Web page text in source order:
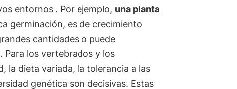
entornos . Por ejemplo, una planta
germinación, es de crecimiento
cantidades o puede
Para los vertebrados y los
la dieta variada, la tolerancia a las
genética son decisivas. Estas